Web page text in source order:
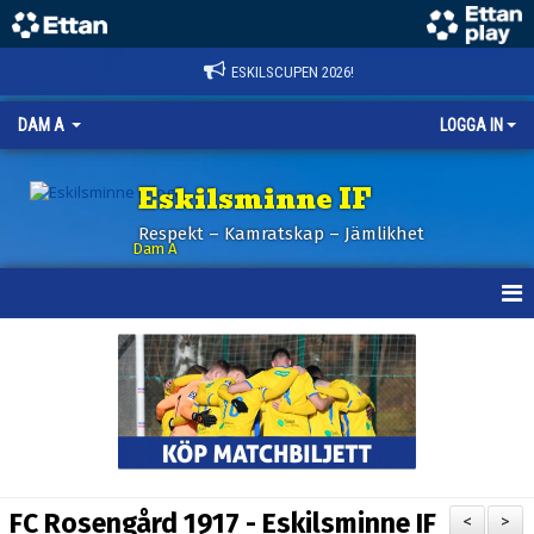
ESKILSCUPEN 2026!
DAM A LOGGA IN
Eskilsminne IF
Respekt – Kamratskap – Jämlikhet
Dam A
>
<
FC Rosengård 1917 - Eskilsminne IF